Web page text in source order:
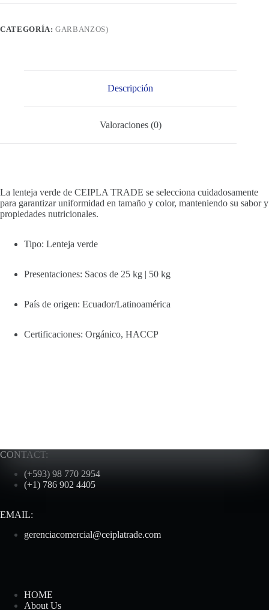
CATEGORÍA:GARBANZOS)
Descripción
Valoraciones (0)
La lenteja verde de CEIPLA TRADE se selecciona cuidadosamente
para garantizar uniformidad en tamaño y color, manteniendo su sabor y
propiedades nutricionales.
Tipo: Lenteja verde
Presentaciones: Sacos de 25 kg | 50 kg
País de origen: Ecuador/Latinoamérica
Certificaciones: Orgánico, HACCP
CONTACT:
(+593) 98 770 2954
(+1) 786 902 4405
EMAIL:
gerenciacomercial@ceiplatrade.com
HOME
About Us